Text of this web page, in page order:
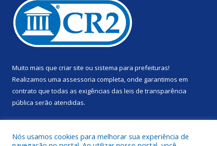
Muito mais que criar site ou sistema para prefeituras!
Realizamos uma assessoria completa, onde garantimos em
contrato que todas as exigências das leis de transparência
pública serão atendidas.
Nós usamos cookies para melhorar sua experiência de